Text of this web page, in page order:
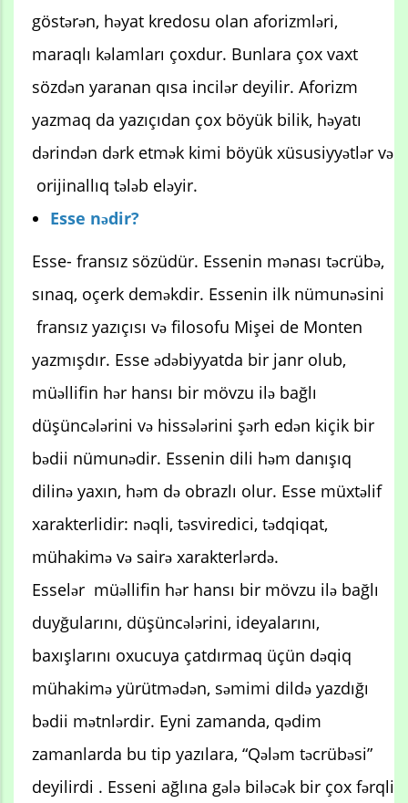
göstərən, həyat kredosu olan aforizmləri,
maraqlı kəlamları çoxdur. Bunlara çox vaxt
sözdən yaranan qısa incilər deyilir. Aforizm
yazmaq da yazıçıdan çox böyük bilik, həyatı
dərindən dərk etmək kimi böyük xüsusiyyətlər və
orijinallıq tələb eləyir.
Esse nədir?
Esse- fransız sözüdür. Essenin mənası təcrübə,
sınaq, oçerk deməkdir. Essenin ilk nümunəsini
fransız yazıçısı və filosofu Mişei de Monten
yazmışdır. Esse ədəbiyyatda bir janr olub,
müəllifin hər hansı bir mövzu ilə bağlı
düşüncələrini və hissələrini şərh edən kiçik bir
bədii nümunədir. Essenin dili həm danışıq
dilinə yaxın, həm də obrazlı olur. Esse müxtəlif
xarakterlidir: nəqli, təsviredici, tədqiqat,
mühakimə və sairə xarakterlərdə.
Esselər müəllifin hər hansı bir mövzu ilə bağlı
duyğularını, düşüncələrini, ideyalarını,
baxışlarını oxucuya çatdırmaq üçün dəqiq
mühakimə yürütmədən, səmimi dildə yazdığı
bədii mətnlərdir. Eyni zamanda, qədim
zamanlarda bu tip yazılara, “Qələm təcrübəsi”
deyilirdi . Esseni ağlına gələ biləcək bir çox fərqli